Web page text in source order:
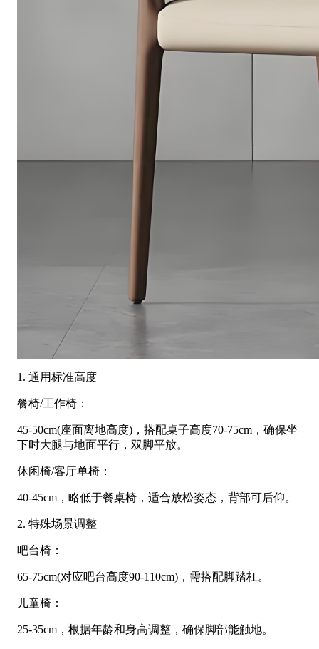
‌1. 通用标准高度‌
‌餐椅/工作椅‌：
‌45-50cm‌(座面离地高度)，搭配桌子高度70-75cm，确保坐
下时大腿与地面平行，双脚平放。
‌休闲椅/客厅单椅‌：
‌40-45cm‌，略低于餐桌椅，适合放松姿态，背部可后仰。
‌2. 特殊场景调整‌
‌吧台椅‌：
‌65-75cm‌(对应吧台高度90-110cm)，需搭配脚踏杠。
‌儿童椅‌：
‌25-35cm‌，根据年龄和身高调整，确保脚部能触地。